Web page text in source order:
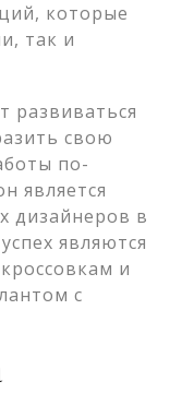
которые
так и
развиваться
свою
по-
является
дизайнеров в
являются
и
с